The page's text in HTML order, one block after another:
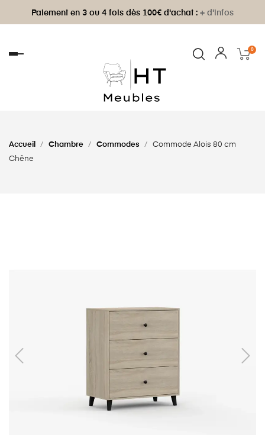
Paiement en 3 ou 4 fois dès 100€ d'achat : + d'infos
Basculer
0
Accueil Chambre Commodes
Commode Alois 80 cm
Chêne